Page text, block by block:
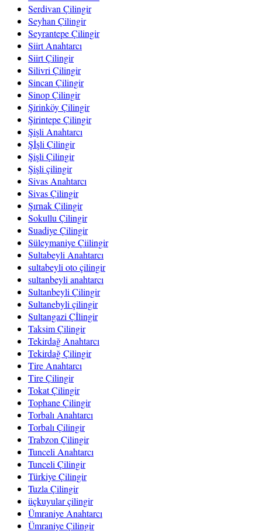
Serdivan Çilingir
Seyhan Çilingir
Seyrantepe Çilingir
Siirt Anahtarcı
Siirt Çilingir
Silivri Çilingir
Sincan Çilingir
Sinop Çilingir
Şirinköy Çilingir
Şirintepe Çilingir
Şişli Anahtarcı
Şİşli Çilingir
Şişli Çilingir
Şişli çilingir
Sivas Anahtarcı
Sivas Çilingir
Şırnak Çilingir
Sokullu Çilingir
Suadiye Çilingir
Süleymaniye Çiilingir
Sultabeyli Anahtarcı
sultabeyli oto çilingir
sultanbeyli anahtarcı
Sultanbeyli Çilingir
Sultanebyli çilingir
Sultangazi Çİlingir
Taksim Çilingir
Tekirdağ Anahtarcı
Tekirdağ Çilingir
Tire Anahtarcı
Tire Çilingir
Tokat Çilingir
Tophane Çilingir
Torbalı Anahtarcı
Torbalı Çilingir
Trabzon Çilingir
Tunceli Anahtarcı
Tunceli Çilingir
Türkiye Çilingir
Tuzla Çilingir
üçkuyular çilingir
Ümraniye Anahtarcı
Ümraniye Çilingir